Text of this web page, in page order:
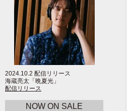
2024.10.2 配信リリース
海蔵亮太「晩夏光」
配信リリース
NOW ON SALE